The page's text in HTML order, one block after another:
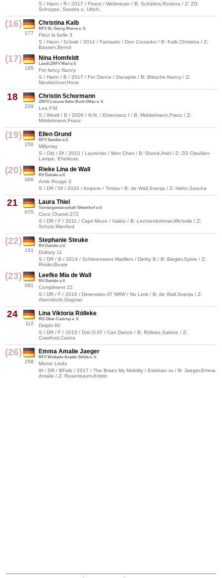
S / Hann / R / 2017 / Finest / Weltmeyer / B: Schäfers,Rovena / Z: ZG
Schoppe, Sandra u. Ulrich,
(16)
177
Christina Kalb
RFV St. Georg Werne e. V.
Fleur la belle 3
S / Hann / Schwb / 2014 / Fantastic / Don Crusador / B: Kalb,Christina / Z:
Bassen,Bernd
(17)
185
Nina Homfeldt
Ländl.ZRFV Marl e.V.
For fancy Nancy
S / Hann / B / 2017 / For Dance / Dacaprio / B: Bläsche,Nancy / Z:
Neukirchner,Horst
18
229
Christin Schormann
ZRFV Lützow Selm-Bork-Olfen e. V.
Lea F.M
S / Westf / B / 2006 / N.N. / Ehrentanz I / B: Middelmann,Franz / Z:
Middelmann,Franz
(19)
256
Ellen Grund
RFV Senden e.V.
Millymay
S / Old / Df / 2010 / Laurentio / Mon Cheri / B: Grund,Axel / Z: ZG Claußen-
Lampe, Eheleute,
(20)
008
Rieke Lina de Wall
RV Datteln e.V.
Amie Rouge 3
S / DR / Df / 2020 / Ampere / Totilas / B: de Wall,Svenja / Z: Hahn,Sascha
21
075
Laura Thiel
Turniergemeinschaft Silverthof e.V.
Coco Chanel 272
S / DR / F / 2011 / Capri Moon / Valido / B: Lechtenböhmer,Michelle / Z:
Schulz,Manfred
(22)
151
Stephanie Steuke
RV Datteln e.V.
Dubary 11
S / DR / B / 2014 / Schierensees Marillion / Derby B / B: Biegler,Sylvie / Z:
Rösler,Beate
(23)
081
Leefke Mia de Wall
RV Datteln e.V.
Compliment 22
S / DR / F / 2016 / Dimension AT NRW / No Limit / B: de Wall,Svenja / Z:
Abendroth,Dagmar
24
112
Lina Viktoria Rölleke
RG Ober-Castrop e. V.
Delphi 60
S / DR / F / 2015 / Drei D AT / Can Dance / B: Rölleke,Sabine / Z:
Crawford,Carina
(26)
258
Emma Amalie Jaeger
RFV Wickede-Asseln-Sölde e. V.
Monte Lindo
W / DR / BFalb / 2017 / The Braes My Mobility / Esteban xx / B: Jaeger,Emma
Amalie / Z: Rosenbaum,Kristin